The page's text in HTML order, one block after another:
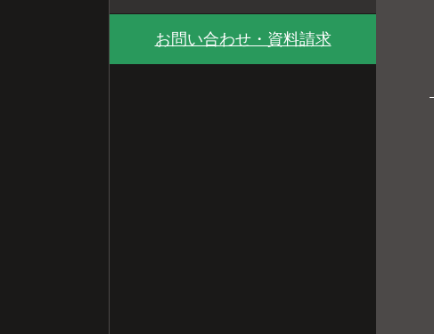
お問い合わせ・資料請求